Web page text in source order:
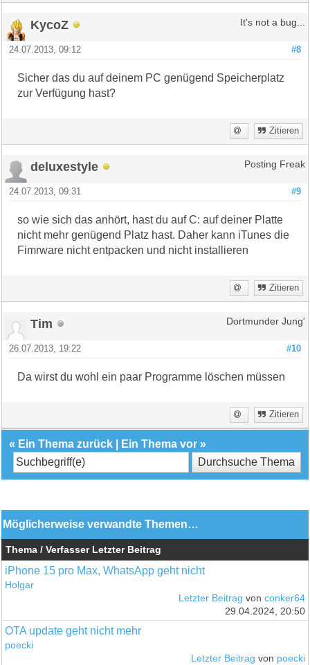
KycoZ It's not a bug...
#8
24.07.2013, 09:12
Sicher das du auf deinem PC genügend Speicherplatz
zur Verfügung hast?
Zitieren
deluxestyle Posting Freak
#9
24.07.2013, 09:31
so wie sich das anhört, hast du auf C: auf deiner Platte
nicht mehr genügend Platz hast. Daher kann iTunes die
Fimrware nicht entpacken und nicht installieren
Zitieren
Tim Dortmunder Jung'
#10
26.07.2013, 19:22
Da wirst du wohl ein paar Programme löschen müssen
Zitieren
« Ein Thema zurück Ein Thema vor »
Möglicherweise verwandte Themen…
Thema / Verfasser Letzter Beitrag
iPhone 15 pro Max, WhatsApp geht nicht
Holgar
Letzter Beitrag von conker64
29.04.2024, 20:50
OTA update geht nicht mehr
poecki
Letzter Beitrag von poecki